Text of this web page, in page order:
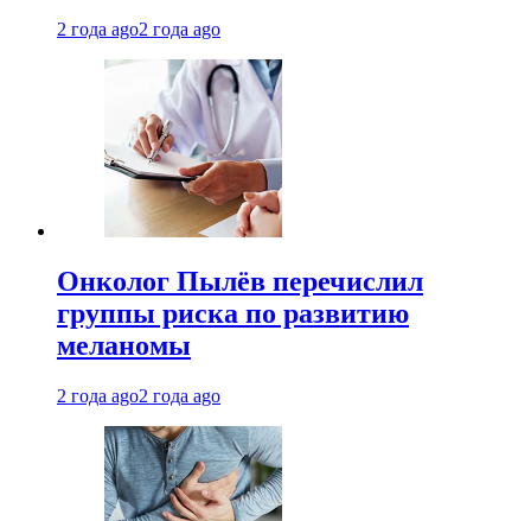
2 года ago2 года ago
Онколог Пылёв перечислил
группы риска по развитию
меланомы
2 года ago2 года ago